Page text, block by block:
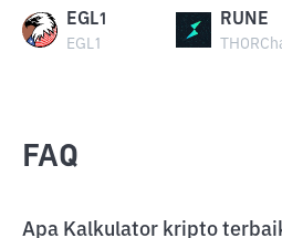
EGL1
EGL1
RUNE
FAQ
Apa Kalkulator kripto